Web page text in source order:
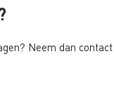
Neem dan contact